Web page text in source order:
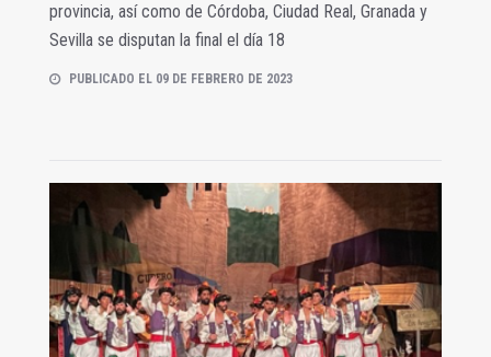
provincia, así como de Córdoba, Ciudad Real, Granada y
Sevilla se disputan la final el día 18
PUBLICADO EL 09 DE FEBRERO DE 2023